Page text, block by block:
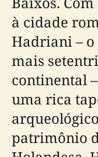
à cidade
Hadriani –
mais
continental
uma rica
patrimônio